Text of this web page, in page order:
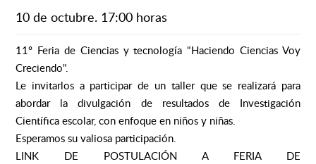
10 de octubre. 17:00 horas
11º Feria de Ciencias y tecnología "Haciendo Ciencias Voy
Creciendo".
Le invitarlos a participar de un taller que se realizará para
abordar la divulgación de resultados de Investigación
Científica escolar, con enfoque en niños y niñas.
Esperamos su valiosa participación.
LINK DE POSTULACIÓN A FERIA DE